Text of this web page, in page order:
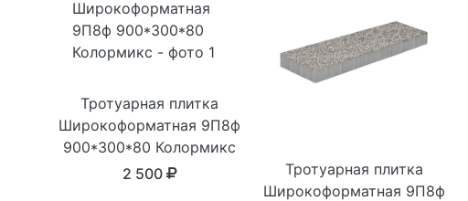
Тротуарная плитка
Широкоформатная 9П8ф
900*300*80 Колормикс
2 500
Тротуарная плитка
Широкоформатная 9П8ф